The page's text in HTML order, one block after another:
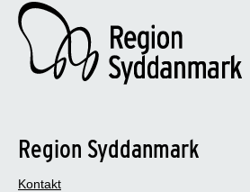
Region Syddanmark
Kontakt